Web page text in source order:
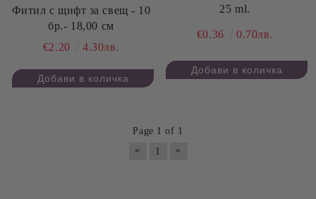
Фитил с щифт за свещ - 10
бр.- 18,00 см
€2.20
4.30лв.
25 ml.
€0.36 0.70лв.
Page 1 of 1
«
1 »